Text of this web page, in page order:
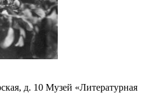
д. 10 Музей «Литературная